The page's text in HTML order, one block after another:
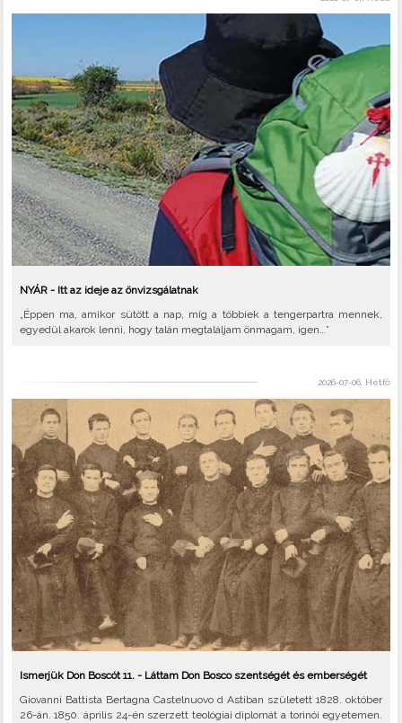
NYÁR - Itt az ideje az önvizsgálatnak
„Éppen ma, amikor sütött a nap, míg a többiek a tengerpartra mennek,
egyedül akarok lenni, hogy talán megtaláljam önmagam, igen…”
2026-07-06, Hétfő
Ismerjük Don Boscót 11. - Láttam Don Bosco szentségét és emberségét
Giovanni Battista Bertagna Castelnuovo d Astiban született 1828. október
26-án. 1850. április 24-én szerzett teológiai diplomát a torinói egyetemen.